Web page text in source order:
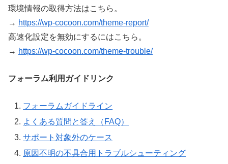
環境情報の取得方法はこちら。
→ https://wp-cocoon.com/theme-report/
高速化設定を無効にするにはこちら。
→ https://wp-cocoon.com/theme-trouble/
フォーラム利用ガイドリンク
フォーラムガイドライン
よくある質問と答え（FAQ）
サポート対象外のケース
原因不明の不具合用トラブルシューティング